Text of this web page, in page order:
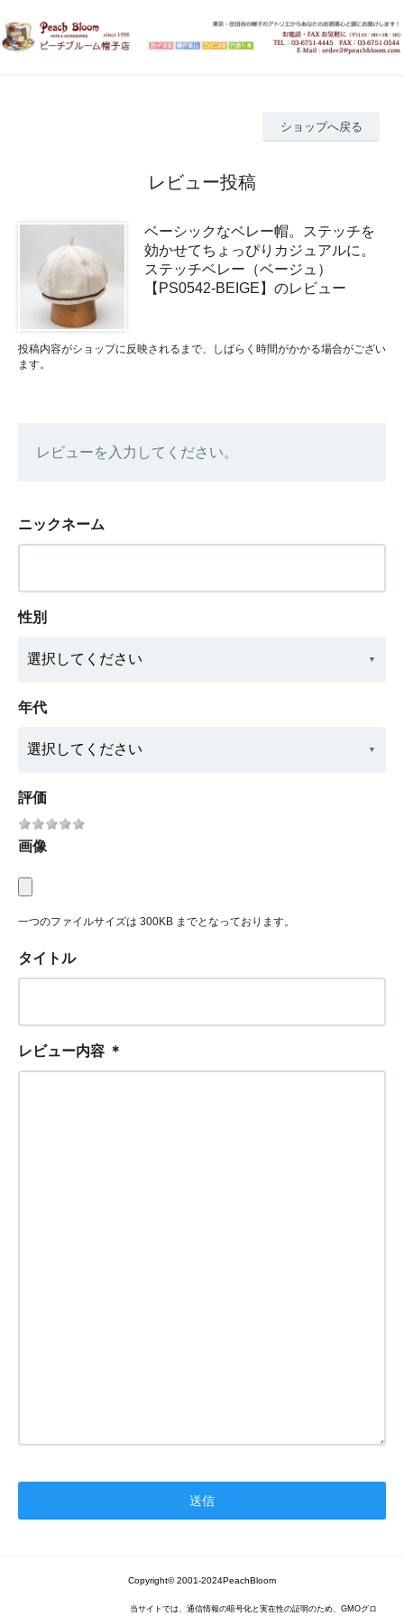
ショップへ戻る
レビュー投稿
ベーシックなベレー帽。ステッチを
効かせてちょっぴりカジュアルに。
ステッチベレー（ベージュ）
【PS0542-BEIGE】のレビュー
投稿内容がショップに反映されるまで、しばらく時間がかかる場合がござい
ます。
レビューを入力してください。
ニックネーム
性別
年代
評価
画像
一つのファイルサイズは 300KB までとなっております。
タイトル
レビュー内容 ＊
Copyright© 2001-2024PeachBloom
当サイトでは、通信情報の暗号化と実在性の証明のため、GMOグロ